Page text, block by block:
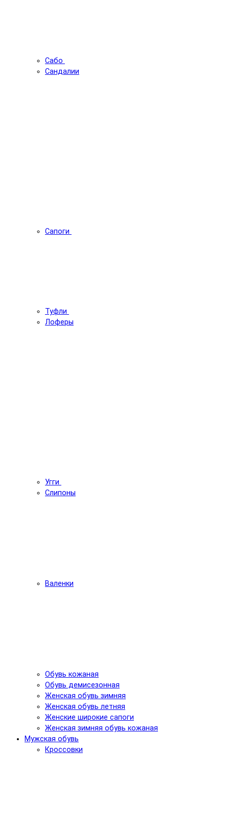
Сабо
Сандалии
Сапоги
Туфли
Лоферы
Угги
Слипоны
Валенки
Обувь кожаная
Обувь демисезонная
Женская обувь зимняя
Женская обувь летняя
Женские широкие сапоги
Женская зимняя обувь кожаная
Мужская обувь
Кроссовки